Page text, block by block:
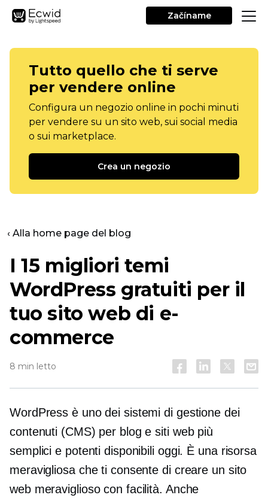
Začíname
Tutto quello che ti serve
per vendere online
Configura un negozio online in pochi minuti
per vendere su un sito web, sui social media
o sui marketplace.
Crea un negozio
‹ Alla home page del blog
I 15 migliori temi
WordPress gratuiti per il
tuo sito web di e-
commerce
8 min letto
WordPress è uno dei sistemi di gestione dei
contenuti (CMS) per blog e siti web più
semplici e potenti disponibili oggi. È una risorsa
meravigliosa che ti consente di creare un sito
web meraviglioso con facilità. Anche